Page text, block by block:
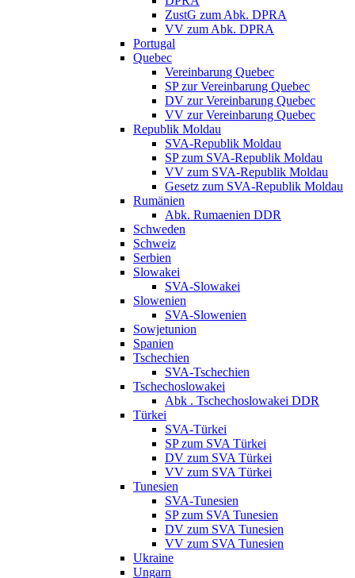
ZustG zum Abk. DPRA
VV zum Abk. DPRA
Portugal
Quebec
Vereinbarung Quebec
SP zur Vereinbarung Quebec
DV zur Vereinbarung Quebec
VV zur Vereinbarung Quebec
Republik Moldau
SVA-Republik Moldau
SP zum SVA-Republik Moldau
VV zum SVA-Republik Moldau
Gesetz zum SVA-Republik Moldau
Rumänien
Abk. Rumaenien DDR
Schweden
Schweiz
Serbien
Slowakei
SVA-Slowakei
Slowenien
SVA-Slowenien
Sowjetunion
Spanien
Tschechien
SVA-Tschechien
Tschechoslowakei
Abk . Tschechoslowakei DDR
Türkei
SVA-Türkei
SP zum SVA Türkei
DV zum SVA Türkei
VV zum SVA Türkei
Tunesien
SVA-Tunesien
SP zum SVA Tunesien
DV zum SVA Tunesien
VV zum SVA Tunesien
Ukraine
Ungarn